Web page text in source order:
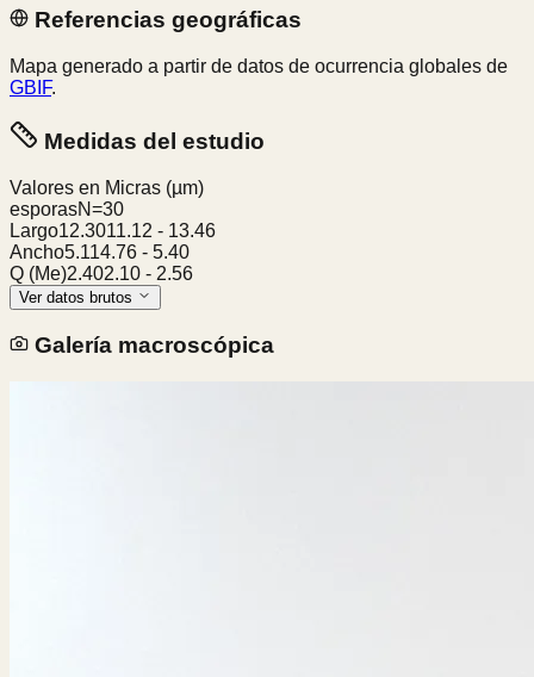
Referencias geográficas
Mapa generado a partir de datos de ocurrencia globales de
GBIF.
Medidas del estudio
Valores en Micras (µm)
esporasN=30
Largo12.3011.12 - 13.46
Ancho5.114.76 - 5.40
Q (Me)2.402.10 - 2.56
Ver datos brutos
Galería macroscópica